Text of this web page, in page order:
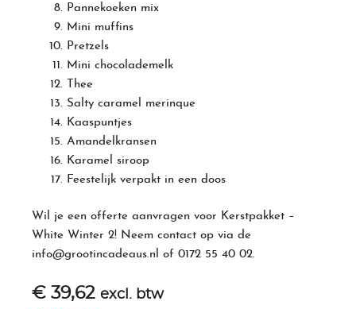
Pannekoeken mix
Mini muffins
Pretzels
Mini chocolademelk
Thee
Salty caramel merinque
Kaaspuntjes
Amandelkransen
Karamel siroop
Feestelijk verpakt in een doos
Wil je een offerte aanvragen voor Kerstpakket –
White Winter 2! Neem contact op via de
info@grootincadeaus.nl
of0172 55 40 02.
€ 39,62 excl. btw